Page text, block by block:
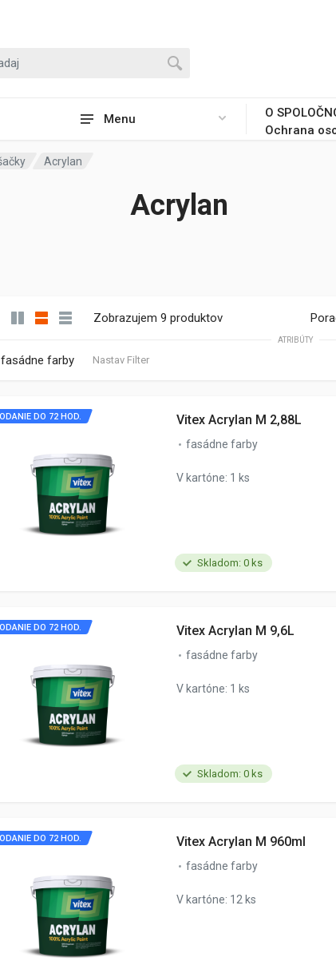
Menu O
Ochrana
Acrylan
Acrylan
Zobrazujem 9 produktov
ATRIBÚTY
fasádne farby Nastav Filter
Skladom: 0 ks
DO 72 HOD. Vitex Acrylan M 2,88L
fasádne farby
V kartóne: 1 ks
Skladom: 0 ks
DO 72 HOD. Vitex Acrylan M 9,6L
fasádne farby
V kartóne: 1 ks
DO 72 HOD. Vitex Acrylan M 960ml
fasádne farby
V kartóne: 12 ks